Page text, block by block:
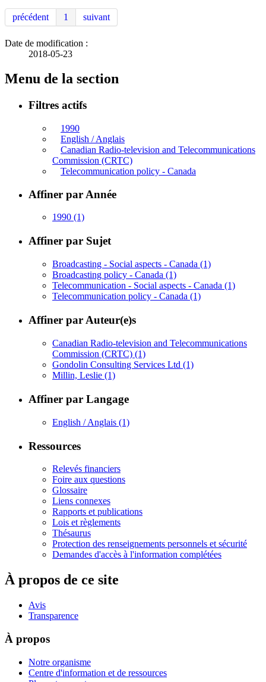
précédent 1 suivant
Date de modification :
2018-05-23
Menu de la section
Filtres actifs
1990
English / Anglais
Canadian Radio-television and Telecommunications
Commission (CRTC)
Telecommunication policy - Canada
Affiner par Année
1990 (1)
Affiner par Sujet
Broadcasting - Social aspects - Canada (1)
Broadcasting policy - Canada (1)
Telecommunication - Social aspects - Canada (1)
Telecommunication policy - Canada (1)
Affiner par Auteur(e)s
Canadian Radio-television and Telecommunications
Commission (CRTC) (1)
Gondolin Consulting Services Ltd (1)
Millin, Leslie (1)
Affiner par Langage
English / Anglais (1)
Ressources
Relevés financiers
Foire aux questions
Glossaire
Liens connexes
Rapports et publications
Lois et règlements
Thésaurus
Protection des renseignements personnels et sécurité
Demandes d'accès à l'information complétées
À propos de ce site
Avis
Transparence
À propos
Notre organisme
Centre d'information et de ressources